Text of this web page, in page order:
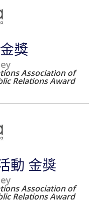
獎
Association of
Relations Award
動 金獎
Association of
Relations Award